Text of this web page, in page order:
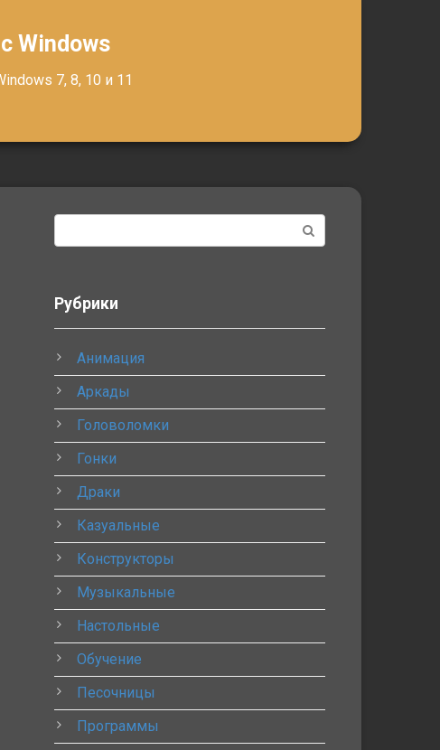
Windows
7, 8, 10 и 11
Рубрики
Анимация
Аркады
Головоломки
Гонки
Драки
Казуальные
Конструкторы
Музыкальные
Настольные
Обучение
Песочницы
Программы